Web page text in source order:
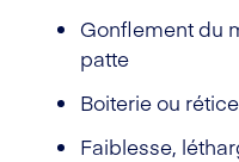
Gonflement du
patte
Boiterie ou
Faiblesse,